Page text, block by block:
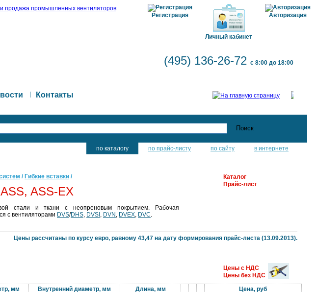
Регистрация
Личный кабинет
Авторизация
(495) 136-26-72 с 8:00 до 18:00
Контакты
по каталогу по прайс-листу по сайту в интернете
Каталог
Прайс-лист
/Гибкие вставки /
ASS-EX
стали и ткани с неопреновым покрытием. Рабочая
с вентиляторами DVS/DHS DVSI DVN DVEX DVC
Цены рассчитаны по курсу евро, равному 43,47 на дату формирования прайс-листа (13.09.2013).
Цены с НДС
Цены без НДС
мм Внутренний диаметр, мм Длина, мм
Цена, руб